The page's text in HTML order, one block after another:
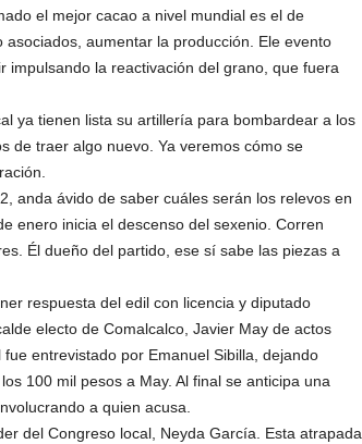
el mejor cacao a nivel mundial es el de
aumentar la producción. Ele evento
impulsando la reactivación del grano, que fuera
ya tienen lista su artillería para bombardear a los
de traer algo nuevo. Ya veremos cómo se
anda ávido de saber cuáles serán los relevos en
enero inicia el descenso del sexenio. Corren
Él dueño del partido, ese sí sabe las piezas a
respuesta del edil con licencia y diputado
electo de Comalcalco, Javier May de actos
entrevistado por Emanuel Sibilla, dejando
100 mil pesos a May. Al final se anticipa una
a quien acusa.
del Congreso local, Neyda García. Esta atrapada